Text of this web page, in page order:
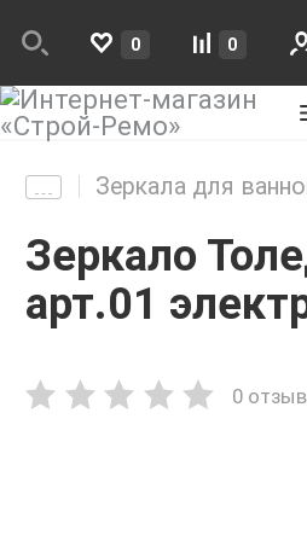
0 0
Зеркала для
Зеркало
арт.01
0